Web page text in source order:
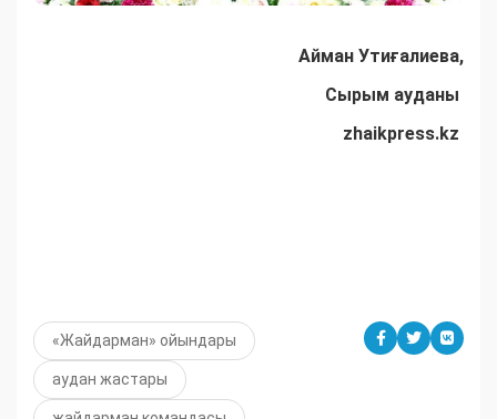
Айман Утиғалиева,
Сырым ауданы
zhaikpress.kz
«Жайдарман» ойындары
аудан жастары